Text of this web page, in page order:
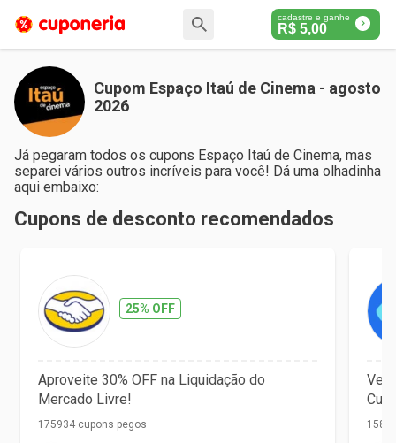
cadastre e ganhe
R$ 5,00
Cupom Espaço Itaú de Cinema - agosto
2026
Já pegaram todos os cupons Espaço Itaú de Cinema, mas
separei vários outros incríveis para você! Dá uma olhadinha
aqui embaixo:
Cupons de desconto recomendados
25% OFF
Aproveite 30% OFF na Liquidação do
Mercado Livre!
175934 cupons pegos
Vet
1584